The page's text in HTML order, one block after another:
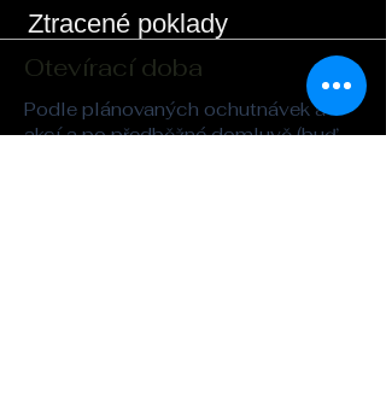
Ztracené poklady
Otevírací doba
Podle plánovaných ochutnávek a
akcí a po předběžné domluvě (buď